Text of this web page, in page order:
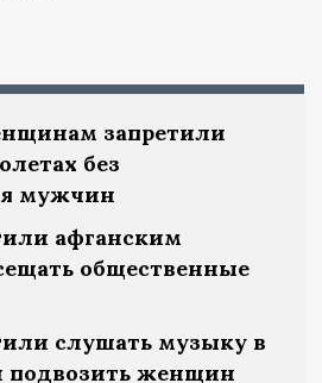
запретили
без
мужчин
афганским
общественные
слушать музыку в
подвозить женщин